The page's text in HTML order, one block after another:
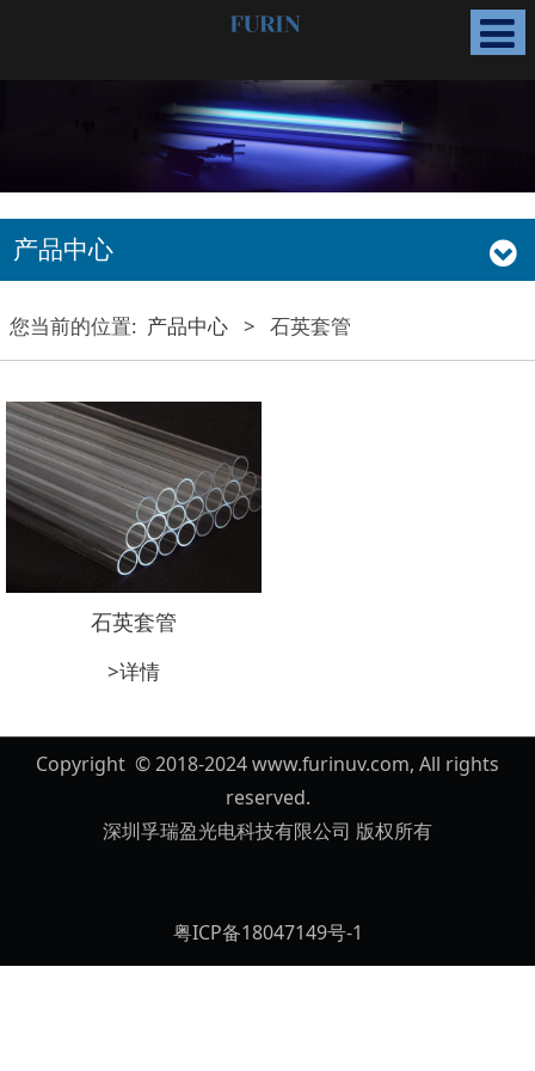
产品中心
您当前的位置: 产品中心 > 石英套管
石英套管
>详情
Copyright © 2018-2024 www.furinuv.com, All rights
reserved.
深圳孚瑞盈光电科技有限公司 版权所有
粤ICP备18047149号-1